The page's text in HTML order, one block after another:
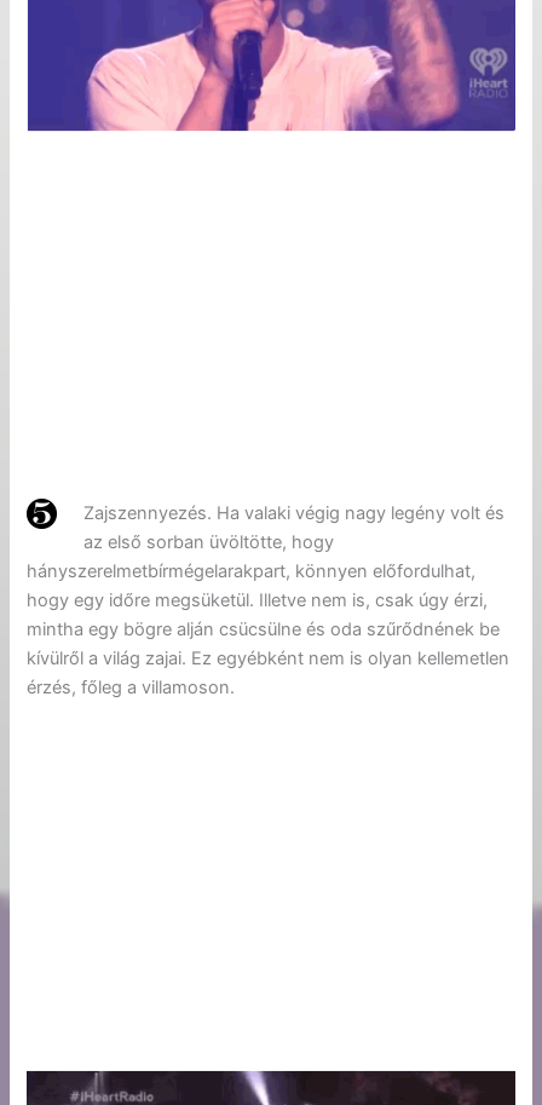
Zajszennyezés. Ha valaki végig nagy legény volt és
az első sorban üvöltötte, hogy
hányszerelmetbírmégelarakpart, könnyen előfordulhat,
hogy egy időre megsüketül. Illetve nem is, csak úgy érzi,
mintha egy bögre alján csücsülne és oda szűrődnének be
kívülről a világ zajai. Ez egyébként nem is olyan kellemetlen
érzés, főleg a villamoson.